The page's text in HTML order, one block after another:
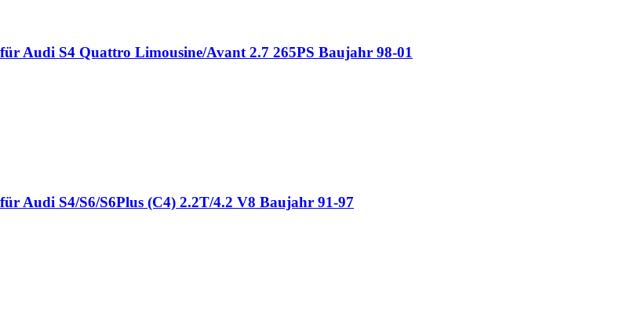
Audi S4 Quattro Limousine/Avant 2.7 265PS Baujahr 98-01
Audi S4/S6/S6Plus (C4) 2.2T/4.2 V8 Baujahr 91-97